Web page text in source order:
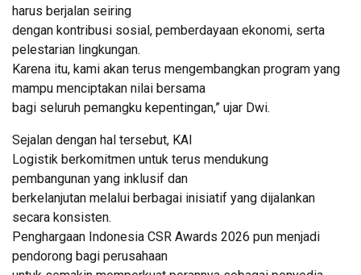
harus berjalan seiring
dengan kontribusi sosial, pemberdayaan ekonomi, serta
pelestarian lingkungan.
Karena itu, kami akan terus mengembangkan program yang
mampu menciptakan nilai bersama
bagi seluruh pemangku kepentingan,” ujar Dwi.
Sejalan dengan hal tersebut, KAI
Logistik berkomitmen untuk terus mendukung
pembangunan yang inklusif dan
berkelanjutan melalui berbagai inisiatif yang dijalankan
secara konsisten.
Penghargaan Indonesia CSR Awards 2026 pun menjadi
pendorong bagi perusahaan